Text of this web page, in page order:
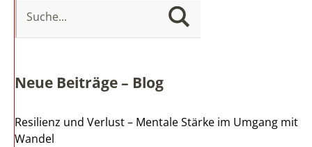
Neue Beiträge – Blog
Resilienz und Verlust – Mentale Stärke im Umgang mit
Wandel